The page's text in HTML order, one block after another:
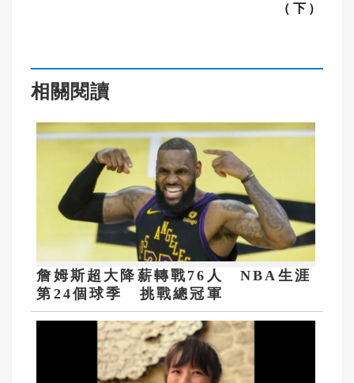
（下）
相關閱讀
詹姆斯超大降薪轉戰76人 NBA生涯
第24個球季 挑戰總冠軍